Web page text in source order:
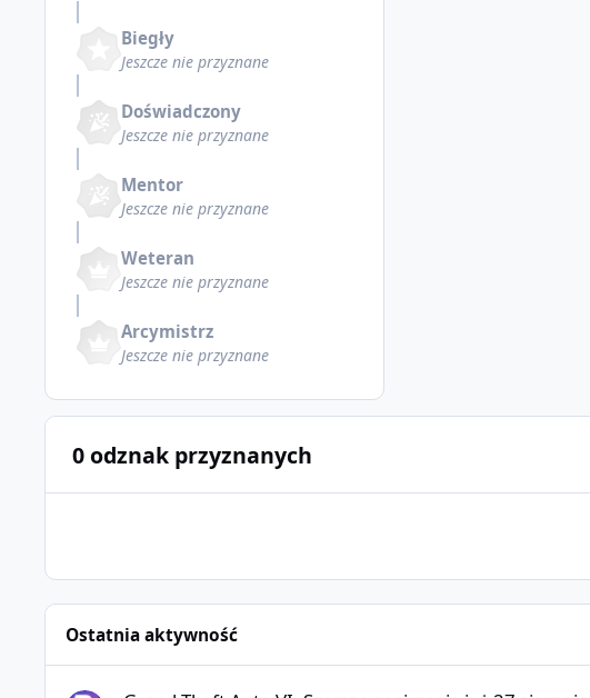
Biegły
Jeszcze nie przyznane
Doświadczony
Jeszcze nie przyznane
Mentor
Jeszcze nie przyznane
Weteran
Jeszcze nie przyznane
Arcymistrz
Jeszcze nie przyznane
0 odznak przyznanych
Ostatnia aktywność